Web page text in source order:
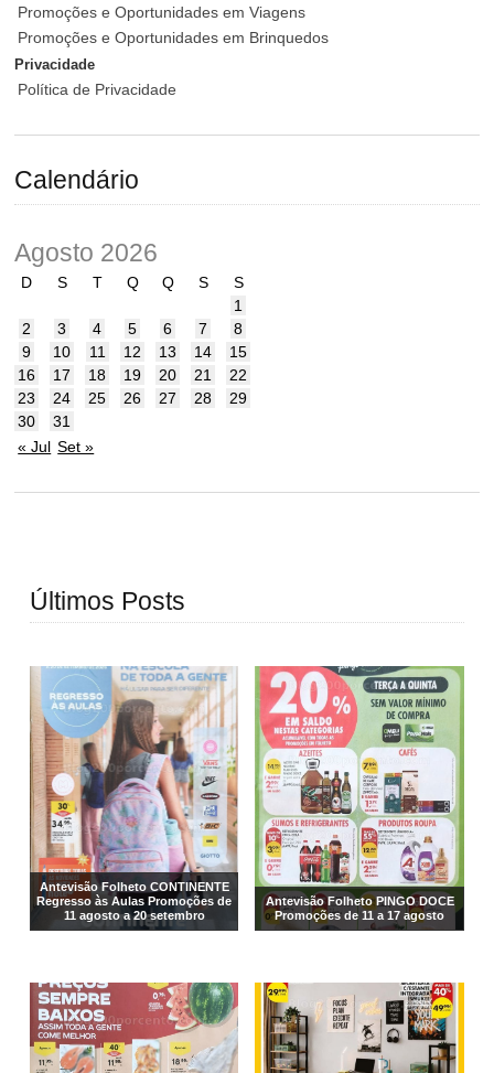
Promoções e Oportunidades em Viagens
Promoções e Oportunidades em Brinquedos
Privacidade
Política de Privacidade
Calendário
Agosto 2026
D S T Q Q S
S
1
2
3 4 5 6 7
8
9
10 11 12 13 14
15
16
17 18 19 20 21
22
23
24 25 26 27 28
29
30
31
« Jul Set »
Últimos Posts
Antevisão Folheto CONTINENTE
Regresso às Aulas Promoções de
11 agosto a 20 setembro
Antevisão Folheto PINGO DOCE
Promoções de 11 a 17 agosto